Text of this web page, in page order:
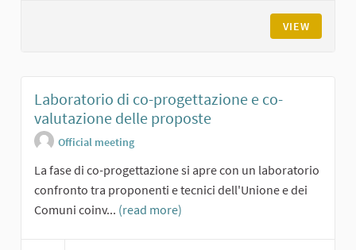
VIEW
Laboratorio di co-progettazione e co-
valutazione delle proposte
Official meeting
La fase di co-progettazione si apre con un laboratorio
confronto tra proponenti e tecnici dell'Unione e dei
Comuni coinv... (read more)